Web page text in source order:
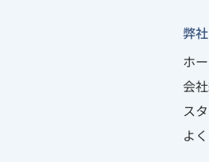
弊
ホ
会
ス
よ